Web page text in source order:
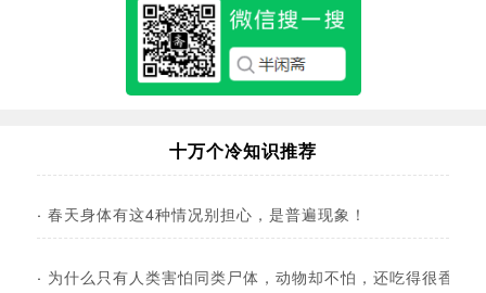
十万个冷知识推荐
· 春天身体有这4种情况别担心，是普遍现象！
· 为什么只有人类害怕同类尸体，动物却不怕，还吃得很香？